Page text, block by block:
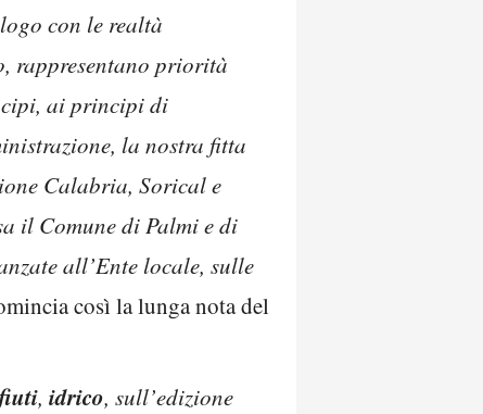
con le realtà
rappresentano priorità
ai principi di
la nostra fitta
Calabria, Sorical e
il Comune di Palmi e di
all’Ente locale, sulle
così la lunga nota del
, idrico, sull’edizione